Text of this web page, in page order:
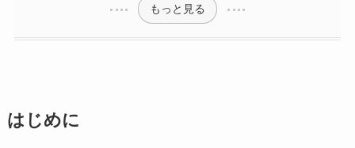
もっと見る
はじめに